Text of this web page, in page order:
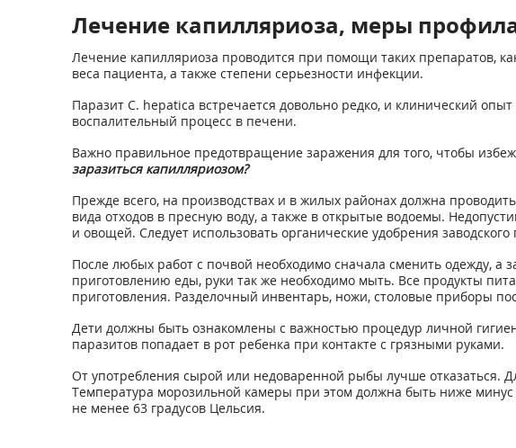
Лечение капилляриоза, меры
Лечение капилляриоза проводится при помощи таких препаратов,
веса пациента, а также степени серьезности инфекции.
Паразит С. hepatica встречается довольно редко, и клинический
воспалительный процесс в печени.
Важно правильное предотвращение заражения для того, чтобы
заразиться капилляриозом?
Прежде всего, на производствах и в жилых районах должна
вида отходов в пресную воду, а также в открытые водоемы.
и овощей. Следует использовать органические удобрения
После любых работ с почвой необходимо сначала сменить одежду,
приготовлению еды, руки так же необходимо мыть. Все продукты
приготовления. Разделочный инвентарь, ножи, столовые приборы
Дети должны быть ознакомлены с важностью процедур личной
паразитов попадает в рот ребенка при контакте с грязными руками.
От употребления сырой или недоваренной рыбы лучше отказаться.
Температура морозильной камеры при этом должна быть ниже
не менее 63 градусов Цельсия.